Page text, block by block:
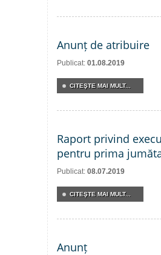
Anunț de atribuire
Publicat: 01.08.2019
CITEŞTE MAI MULT...
Raport privind
pentru prima
Publicat: 08.07.2019
CITEŞTE MAI MULT...
Anunț